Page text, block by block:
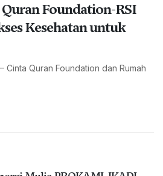
Foundation-RSI
Kesehatan untuk
Cinta Quran Foundation dan Rumah